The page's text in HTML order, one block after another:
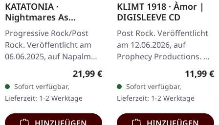
KATATONIA ·
Nightmares As
Extensions Of The
Waking State |
MEDIABOOK CD
Progressive Rock/Post
Rock. Veröffentlicht am
06.06.2025, auf Napalm
Mediabook mit 24-
seitigem Booklet und
Bonus-Track.
Schwedens…
Regulärer Preis:
21,99 €
Sofort verfügbar,
Lieferzeit: 1-2 Werktage
KLIMT 1918 · Àmor |
DIGISLEEVE CD
Post Rock. Veröffentlicht
am 12.06.2026, auf
Prophecy Productions. CD
im Digisleeve mit 16-
seitigem Booklet. Was
passiert, wenn
Leidenschaft auf…
11,99 €
Sofort verfügbar,
Lieferzeit: 1-2 Werktage